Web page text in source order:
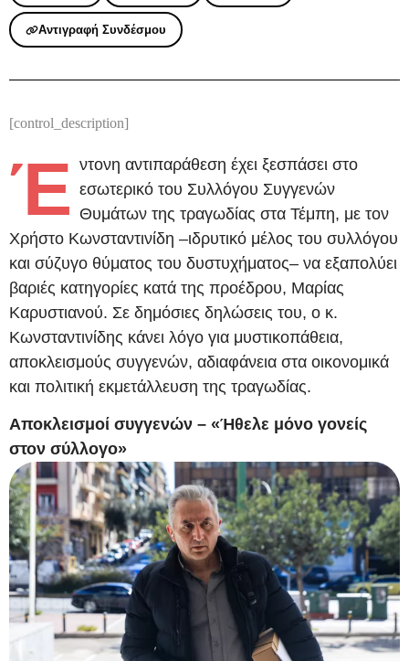
Αντιγραφή Συνδέσμου
[control_description]
Έ ντονη αντιπαράθεση έχει ξεσπάσει στο
εσωτερικό του Συλλόγου Συγγενών
Θυμάτων της τραγωδίας στα Τέμπη, με τον
Χρήστο Κωνσταντινίδη –ιδρυτικό μέλος του συλλόγου
και σύζυγο θύματος του δυστυχήματος– να εξαπολύει
βαριές κατηγορίες κατά της προέδρου, Μαρίας
Καρυστιανού. Σε δημόσιες δηλώσεις του, ο κ.
Κωνσταντινίδης κάνει λόγο για μυστικοπάθεια,
αποκλεισμούς συγγενών, αδιαφάνεια στα οικονομικά
και πολιτική εκμετάλλευση της τραγωδίας.
Αποκλεισμοί συγγενών – «Ήθελε μόνο γονείς
στον σύλλογο»